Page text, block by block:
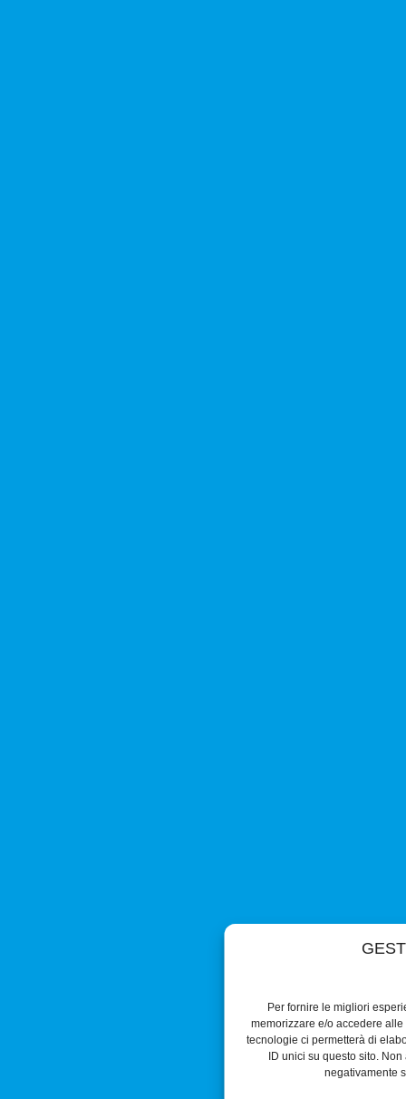
Per fornire le migliori
memorizzare e/o accedere
tecnologie ci permetterà di
ID unici su questo sito.
negativamente